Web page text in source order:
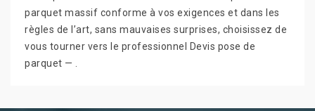
parquet massif conforme à vos exigences et dans les
règles de l’art, sans mauvaises surprises, choisissez de
vous tourner vers le professionnel Devis pose de
parquet — .